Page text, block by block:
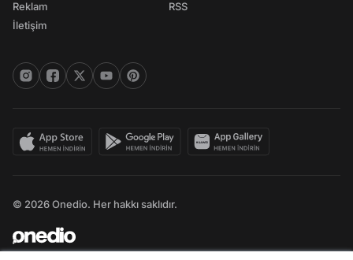
Reklam
İletişim
RSS
© 2026 Onedio. Her hakkı saklıdır.